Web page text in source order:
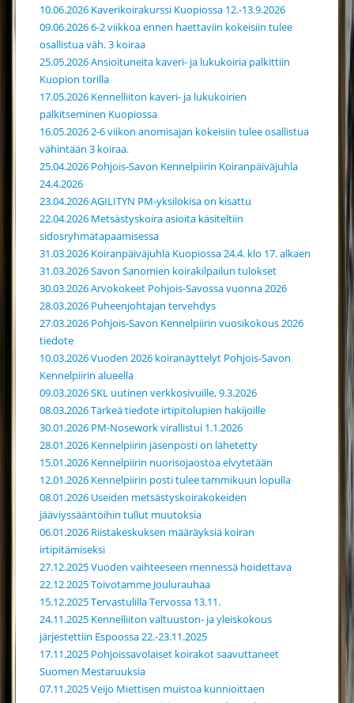
10.06.2026 Kaverikoirakurssi Kuopiossa 12.-13.9.2026
09.06.2026 6-2 viikkoa ennen haettaviin kokeisiin tulee
osallistua väh. 3 koiraa
25.05.2026 Ansioituneita kaveri- ja lukukoiria palkittiin
Kuopion torilla
17.05.2026 Kennelliiton kaveri- ja lukukoirien
palkitseminen Kuopiossa
16.05.2026 2-6 viikon anomisajan kokeisiin tulee osallistua
vähintään 3 koiraa.
25.04.2026 Pohjois-Savon Kennelpiirin Koiranpäiväjuhla
24.4.2026
23.04.2026 AGILITYN PM-yksilökisa on kisattu
22.04.2026 Metsästyskoira asioita käsiteltiin
sidosryhmätapaamisessa
31.03.2026 Koiranpäiväjuhla Kuopiossa 24.4. klo 17. alkaen
31.03.2026 Savon Sanomien koirakilpailun tulokset
30.03.2026 Arvokokeet Pohjois-Savossa vuonna 2026
28.03.2026 Puheenjohtajan tervehdys
27.03.2026 Pohjois-Savon Kennelpiirin vuosikokous 2026
tiedote
10.03.2026 Vuoden 2026 koiranäyttelyt Pohjois-Savon
Kennelpiirin alueella
09.03.2026 SKL uutinen verkkosivuille, 9.3.2026
08.03.2026 Tärkeä tiedote irtipitolupien hakijoille
30.01.2026 PM-Nosework virallistui 1.1.2026
28.01.2026 Kennelpiirin jäsenposti on lähetetty
15.01.2026 Kennelpiirin nuorisojaostoa elvytetään
12.01.2026 Kennelpiirin posti tulee tammikuun lopulla
08.01.2026 Useiden metsästyskoirakokeiden
jääviyssääntöihin tullut muutoksia
06.01.2026 Riistakeskuksen määräyksiä koiran
irtipitämiseksi
27.12.2025 Vuoden vaihteeseen mennessä hoidettava
22.12.2025 Toivotamme Joulurauhaa
15.12.2025 Tervastulilla Tervossa 13.11.
24.11.2025 Kennelliiton valtuuston- ja yleiskokous
järjestettiin Espoossa 22.-23.11.2025
17.11.2025 Pohjoissavolaiset koirakot saavuttaneet
Suomen Mestaruuksia
07.11.2025 Veijo Miettisen muistoa kunnioittaen